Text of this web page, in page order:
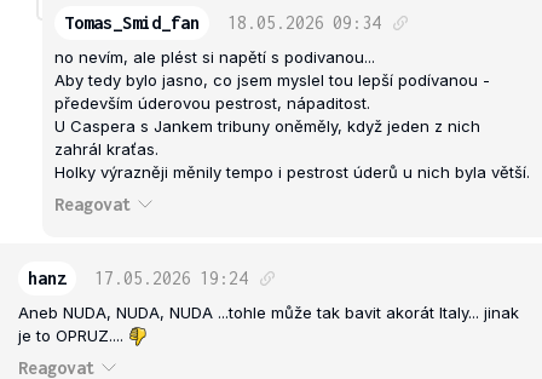
Tomas_Smid_fan 18.05.2026 09:34
no nevím, ale plést si napětí s podivanou...
Aby tedy bylo jasno, co jsem myslel tou lepší podívanou -
především úderovou pestrost, nápaditost.
U Caspera s Jankem tribuny oněměly, když jeden z nich
zahrál kraťas.
Holky výrazněji měnily tempo i pestrost úderů u nich byla větší.
Reagovat
hanz 17.05.2026 19:24
Aneb NUDA, NUDA, NUDA ...tohle může tak bavit akorát Italy... jinak
je to OPRUZ....
Reagovat